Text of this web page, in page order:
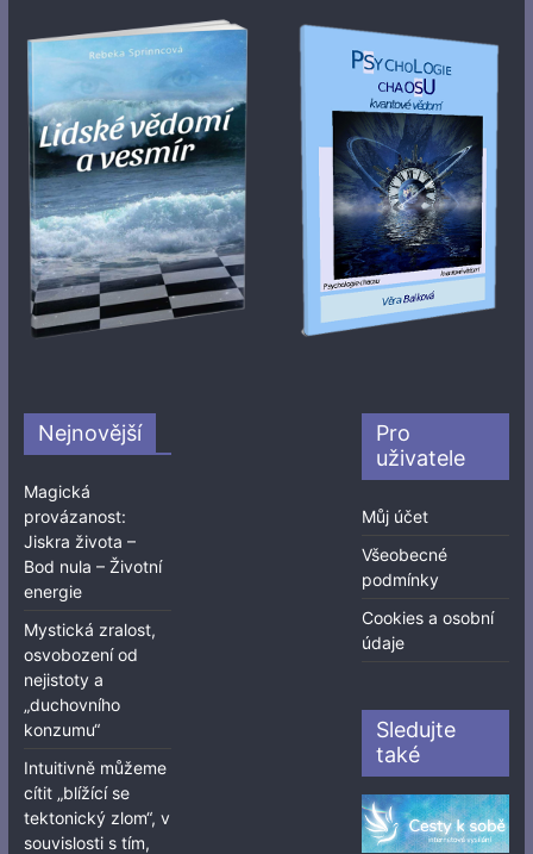
Nejnovější
Magická
provázanost:
Jiskra života –
Bod nula – Životní
energie
Mystická zralost,
osvobození od
nejistoty a
„duchovního
konzumu“
Intuitivně můžeme
cítit „blížící se
tektonický zlom“, v
souvislosti s tím,
Pro
uživatele
Můj účet
Všeobecné
podmínky
Cookies a osobní
údaje
Sledujte
také